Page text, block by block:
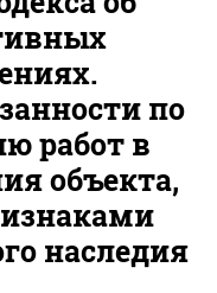
по
работ в
объекта,
наследия